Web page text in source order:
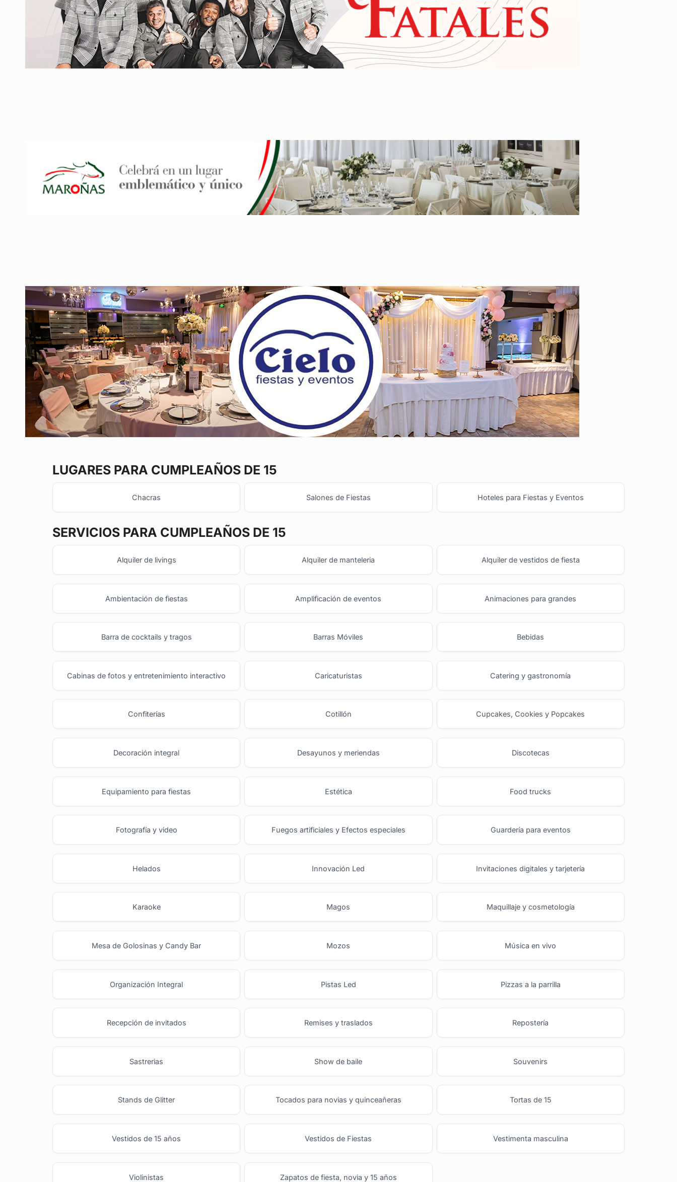
LUGARES PARA CUMPLEAÑOS DE 15
Chacras Salones de Fiestas Hoteles para Fiestas y Eventos
SERVICIOS PARA CUMPLEAÑOS DE 15
Alquiler de livings Alquiler de manteleria Alquiler de vestidos de fiesta
Ambientación de fiestas Amplificación de eventos Animaciones para grandes
Barra de cocktails y tragos Barras Móviles Bebidas
Cabinas de fotos y entretenimiento interactivo Caricaturistas Catering y gastronomía
Confiterías Cotillón Cupcakes, Cookies y Popcakes
Decoración integral Desayunos y meriendas Discotecas
Equipamiento para fiestas Estética Food trucks
Fotografía y video Fuegos artificiales y Efectos especiales Guardería para eventos
Helados Innovación Led Invitaciones digitales y tarjetería
Karaoke Magos Maquillaje y cosmetología
Mesa de Golosinas y Candy Bar Mozos Música en vivo
Organización Integral Pistas Led Pizzas a la parrilla
Recepción de invitados Remises y traslados Repostería
Sastrerias Show de baile Souvenirs
Stands de Glitter Tocados para novias y quinceañeras Tortas de 15
Vestidos de 15 años Vestidos de Fiestas Vestimenta masculina
Violinistas Zapatos de fiesta, novia y 15 años